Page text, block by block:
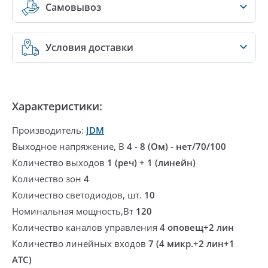
Самовывоз
Условия доставки
Характеристики:
Производитель: JDM
Выходное напряжение, В 4 - 8 (Ом) - нет/70/100
Количество выходов 1 (реч) + 1 (линейн)
Количество зон 4
Количество светодиодов, шт. 10
Номинальная мощность,Вт 120
Количество каналов управления 4 оповещ+2 лин
Количество линейных входов 7 (4 микр.+2 лин+1
АТС)